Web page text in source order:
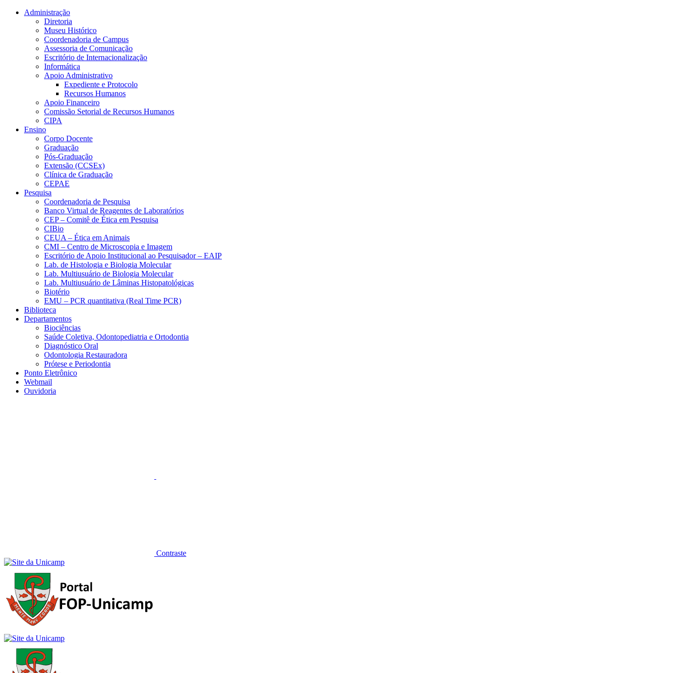
Conteúdo principal Menu principal
Administração
Diretoria
Museu Histórico
Coordenadoria de Campus
Assessoria de Comunicação
Escritório de Internacionalização
Informática
Apoio Administrativo
Expediente e Protocolo
Recursos Humanos
Apoio Financeiro
Comissão Setorial de Recursos Humanos
CIPA
Ensino
Corpo Docente
Graduação
Pós-Graduação
Extensão (CCSEx)
Clínica de Graduação
CEPAE
Pesquisa
Coordenadoria de Pesquisa
Banco Virtual de Reagentes de Laboratórios
CEP – Comitê de Ética em Pesquisa
CIBio
CEUA – Ética em Animais
CMI – Centro de Microscopia e Imagem
Escritório de Apoio Institucional ao Pesquisador – EAIP
Lab. de Histologia e Biologia Molecular
Lab. Multiusuário de Biologia Molecular
Lab. Multiusuário de Lâminas Histopatológicas
Biotério
EMU – PCR quantitativa (Real Time PCR)
Biblioteca
Departamentos
Biociências
Saúde Coletiva, Odontopediatria e Ortodontia
Diagnóstico Oral
Odontologia Restauradora
Prótese e Periodontia
Ponto Eletrônico
Webmail
Ouvidoria
Contraste